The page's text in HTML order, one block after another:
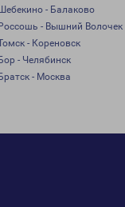
- Балаково
- Вышний Волочек
- Кореновск
- Челябинск
- Москва